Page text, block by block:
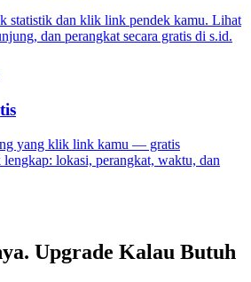
statistik dan klik link pendek kamu. Lihat
dan perangkat secara gratis di s.id.
yang klik link kamu — gratis
lokasi, perangkat, waktu, dan
Upgrade Kalau Butuh